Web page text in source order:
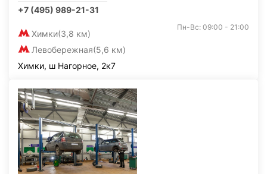
+7 (495) 989-21-31
Химки(3,8 км)
Левобережная(5,6 км)
Пн-Вс: 09:00 - 21:00
Химки, ш Нагорное, 2к7